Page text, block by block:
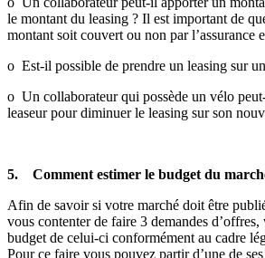
le montant du leasing ? Il est important de
montant soit couvert ou non par l’assurance
o Est-il possible de prendre un leasing sur
o Un collaborateur qui possède un vélo
leaseur pour diminuer le leasing sur son
5. Comment estimer le budget du
Afin de savoir si votre marché doit être
vous contenter de faire 3 demandes
budget de celui-ci conformément au cadre
Pour ce faire vous pouvez partir d’une de